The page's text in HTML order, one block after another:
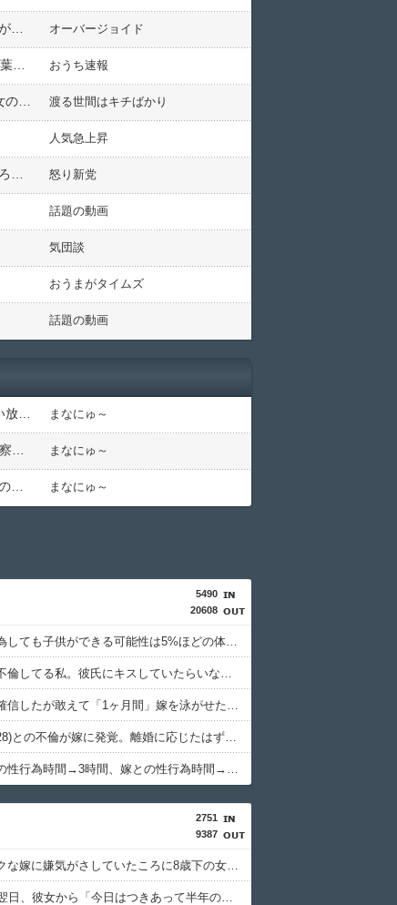
オーバージョイド
おうち速報
渡る世間はキチばかり
人気急上昇
怒り新党
話題の動画
気団談
おうまがタイムズ
話題の動画
まなにゅ～
まなにゅ～
まなにゅ～
5490
20608
旦那は性行為しても子供ができる可能性は5%ほどの体。その旦那が外で子供を作った...
彼氏の家で不倫してる私。彼氏にキスしていたらいないはずの彼の嫁がいた。
嫁の浮気を確信したが敢えて「1ヶ月間」嫁を泳がせた。すると嫁の不倫がトンデモないことに...
俺(52)、女(28)との不倫が嫁に発覚。離婚に応じたはずの嫁からエグすぎる攻撃が恐ろしすぎる
浮気相手との性行為時間→3時間、嫁との性行為時間→15分wwwwwwwww
2751
9387
ヒステリックな嫁に嫌気がさしていたころに8歳下の女と出会った。数年はただの知り合いなけだった。しかし…….. → 「じゃあ共犯になればいいんですね。2人で悪人になりましょう」
父がﾀﾋんだ翌日、彼女から「今日はつきあって半年の記念日だね！おめでとう！」とメールが来た。それから連絡は無視している。「別れたいならせめてそう言って」と連絡きたけど話もしたくないんだよ…….